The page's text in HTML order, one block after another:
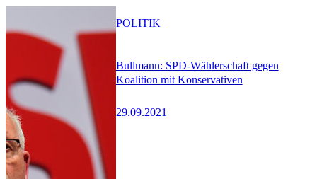
Bullmann: SPD-Wählerschaft gegen
Koalition mit Konservativen
29.09.2021
POLITIK